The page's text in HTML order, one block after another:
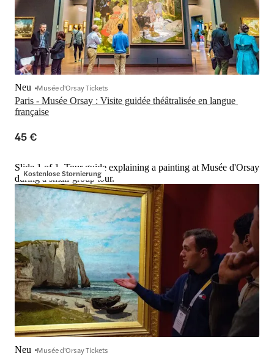
Paris - Musée Orsay : Visite guidée théâtralisée en langue
française
Neu Musée d'Orsay Tickets
45 €
Kostenlose Stornierung
Slide 1 of 1, Tour guide explaining a painting at Musée d'Orsay
during a small-group tour.
Neu Musée d'Orsay Tickets